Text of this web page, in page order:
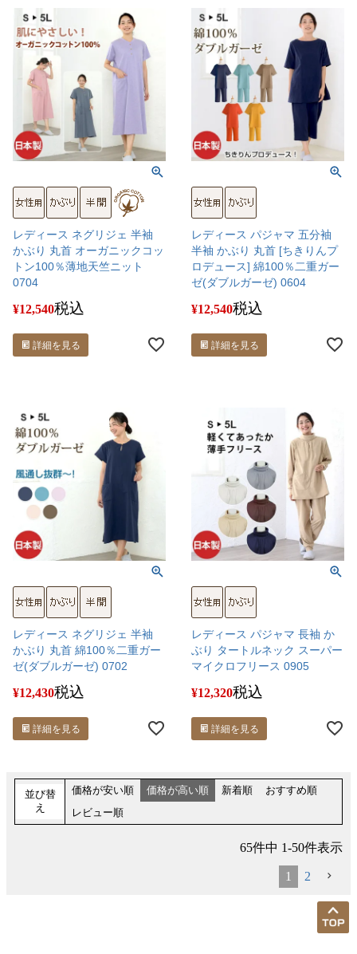
レディース ネグリジェ 半袖
かぶり 丸首 オーガニックコッ
トン100％薄地天竺ニット
0704
¥12,540税込
詳細を見る
レディース パジャマ 五分袖
半袖 かぶり 丸首 [ちきりんプ
ロデュース] 綿100％二重ガー
ゼ(ダブルガーゼ) 0604
¥12,540税込
詳細を見る
レディース ネグリジェ 半袖
かぶり 丸首 綿100％二重ガー
ゼ(ダブルガーゼ) 0702
¥12,430税込
詳細を見る
レディース パジャマ 長袖 か
ぶり タートルネック スーパー
マイクロフリース 0905
¥12,320税込
詳細を見る
並び替
え
価格が安い順 価格が高い順 新着順
おすすめ順
レビュー順
65件中 1-50件表示
1 2